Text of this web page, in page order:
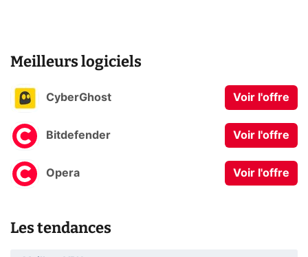
Meilleurs logiciels
CyberGhost Voir l'offre
Bitdefender Voir l'offre
Opera Voir l'offre
Les tendances